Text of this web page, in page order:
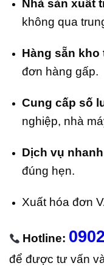
Nhà sản xuất
không qua
Hàng sẵn
đơn hàng gấp.
Cung cấp số
nghiệp, nhà
Dịch vụ
đúng hẹn.
Xuất hóa đơn
Hotline:
để được tư vấn